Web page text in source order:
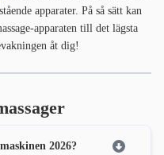
apparater. På så sätt kan
apparaten till det lägsta
åt dig!
2026?